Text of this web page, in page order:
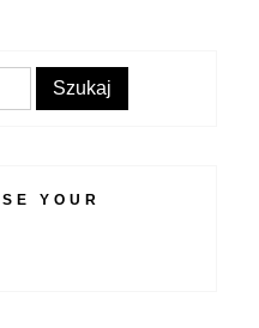
Szukaj
YOUR